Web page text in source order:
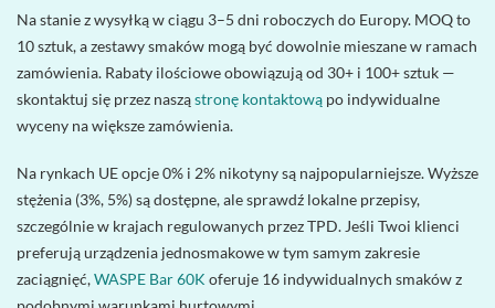
Na stanie z wysyłką w ciągu 3–5 dni roboczych do Europy. MOQ to
10 sztuk, a zestawy smaków mogą być dowolnie mieszane w ramach
zamówienia. Rabaty ilościowe obowiązują od 30+ i 100+ sztuk —
skontaktuj się przez nasząstronę kontaktową po indywidualne
wyceny na większe zamówienia.
Na rynkach UE opcje 0% i 2% nikotyny są najpopularniejsze. Wyższe
stężenia (3%, 5%) są dostępne, ale sprawdź lokalne przepisy,
szczególnie w krajach regulowanych przez TPD. Jeśli Twoi klienci
preferują urządzenia jednosmakowe w tym samym zakresie
zaciągnięć,WASPE Bar 60K oferuje 16 indywidualnych smaków z